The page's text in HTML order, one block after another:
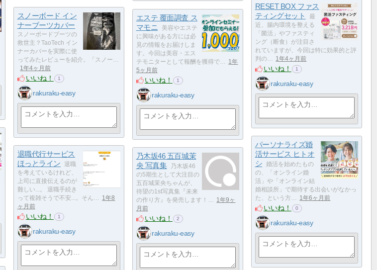
RESET BOX ファス
ティングセット
最
近、腸内環境を整える
「菌活」やファスティ
ング（断食）が注目さ
れていますが、今回は特に効果的と評
判の…
1年4ヶ月前
いいね！ 1
rakuraku-easy
スノーボード イン
ナーブーツカバー
スノーボードブーツの
救世主？TaoTech イン
ナーカバーを実際に使
ってみたレビューを紹介。「スノー…
1年4ヶ月前
いいね！ 1
rakuraku-easy
エステ 覆面調査 ス
マモニ
美容やエステ
に興味がある方には必
見の情報をお届けしま
す。今回は美容・エス
テモニターとして報酬を獲得で…
1年
5ヶ月前
いいね！ 1
rakuraku-easy
パーソナライズ婚
活サービス ヒトオ
シ
婚活を始めたもの
の、「オンライン婚
活」や「オンライン結
婚相談所」で期待する出会いがなかっ
た、という方…
1年6ヶ月前
いいね！ 0
rakuraku-easy
退職代行サービス
ほっとライン
退職
を考えているけれど、
上司に直接伝えるのが
難しい...。 退職手続き
って複雑そうで不安...。そん…
1年8
ヶ月前
いいね！ 1
rakuraku-easy
乃木坂46 五百城茉
央 写真集
乃木坂46
の5期生として大注目の
五百城茉央ちゃんが、
待望の1st写真集『未来
の作り方』を発売します！…
1年9ヶ
月前
いいね！ 2
rakuraku-easy